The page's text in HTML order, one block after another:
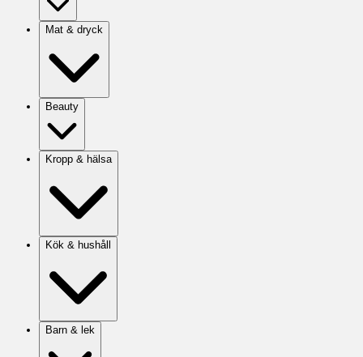
Mat & dryck
Beauty
Kropp & hälsa
Kök & hushåll
Barn & lek